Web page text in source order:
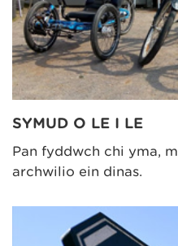
SYMUD O LE I LE
Pan fyddwch chi yma,
archwilio ein dinas.